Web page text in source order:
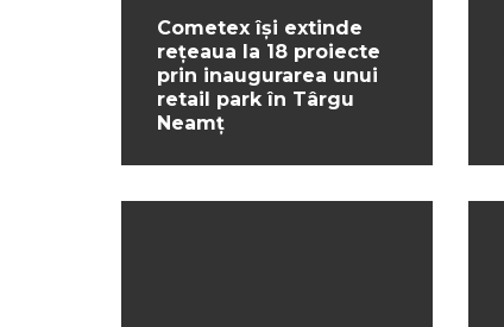
Cometex își extinde
rețeaua la 18 proiecte
prin inaugurarea unui
retail park în Târgu
Neamț